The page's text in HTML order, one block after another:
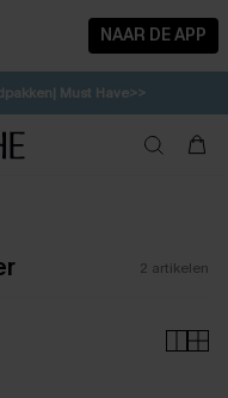
NAAR DE APP
korting>>
Must Have>>
korting>>
CODE: SW15
2 artikelen